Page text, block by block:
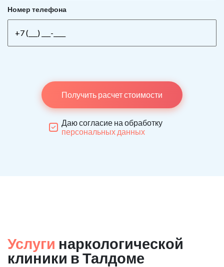
Номер телефона
Получить расчет стоимости
Даю согласие на обработку
персональных данных
Услуги наркологической
клиники в Талдоме